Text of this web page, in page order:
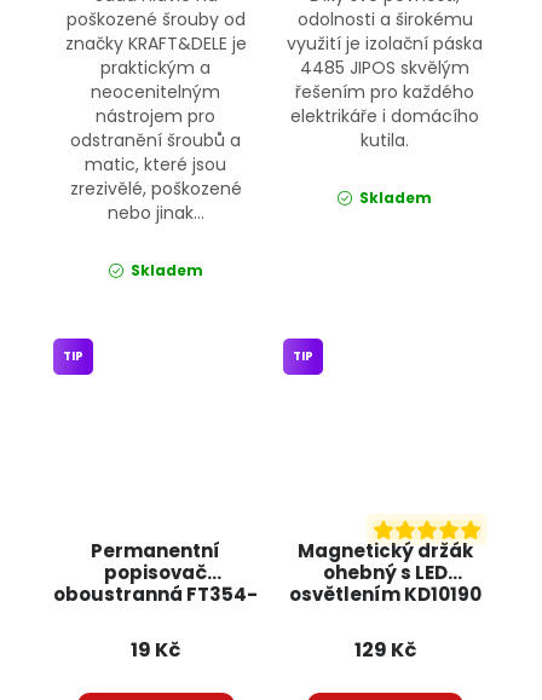
poškozené šrouby od
značky KRAFT&DELE je
praktickým a
neocenitelným
nástrojem pro
odstranění šroubů a
matic, které jsou
zrezivělé, poškozené
nebo jinak...
Skladem
odolnosti a širokému
využití je izolační páska
4485 JIPOS skvělým
řešením pro každého
elektrikáře i domácího
kutila.
Skladem
Permanentní
popisovač
oboustranná FT354-
TIP
19 Kč
Magnetický držák
ohebný s LED
osvětlením KD10190
TIP
129 Kč